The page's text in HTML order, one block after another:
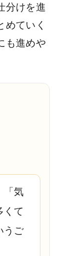
分けを進
めていく
も進めや
「気
くて
うご